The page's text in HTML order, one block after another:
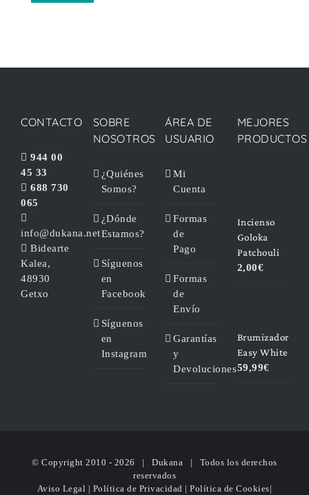
CONTACTO
944 00
45 33
688 730
065
info@dukana.net
Bidearte
Kalea,
48930
Getxo
SOBRE
NOSOTROS
¿Quiénes
Somos?
¿Dónde
Estamos?
Síguenos
en
Facebook
Síguenos
en
Instagram
ÁREA DE
USUARIO
Mi
Cuenta
Formas
de
Pago
Formas
de
Envío
Garantías
y
Devoluciones
MEJORES
PRODUCTOS
Incienso
Goloka
Patchouli
2,00€
Brumizador
Easy White
59,99€
© Copyright 2010 - 2026 | Dukana | Todos los derechos
reservados
Aviso Legal | Política de Privacidad |Política de Cookies|